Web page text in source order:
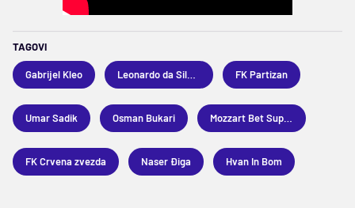
TAGOVI
Gabrijel Kleo FK Partizan
Umar Sadik Osman Bukari
FK Crvena zvezda Naser Điga Hvan In Bom